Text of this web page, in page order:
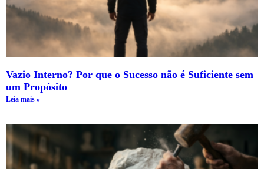
Vazio Interno? Por que o Sucesso não é Suficiente sem
um Propósito
Leia mais »